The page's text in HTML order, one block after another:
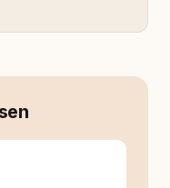
klassischer. Lange
geprägt von
begleitet